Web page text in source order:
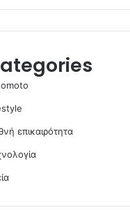
επικαιρότητα